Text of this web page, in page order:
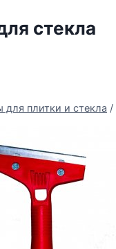
стекла
для плитки и стекла /